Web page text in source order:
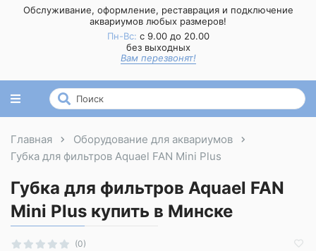
Обслуживание, оформление, реставрация и подключение
аквариумов любых размеров!
Пн-Вс: с 9.00 до 20.00
без выходных
Вам перезвонят!
Главная
Оборудование для аквариумов
Губка для фильтров Aquael FAN Mini Plus
Губка для фильтров Aquael FAN
Mini Plus купить в Минске
(0)